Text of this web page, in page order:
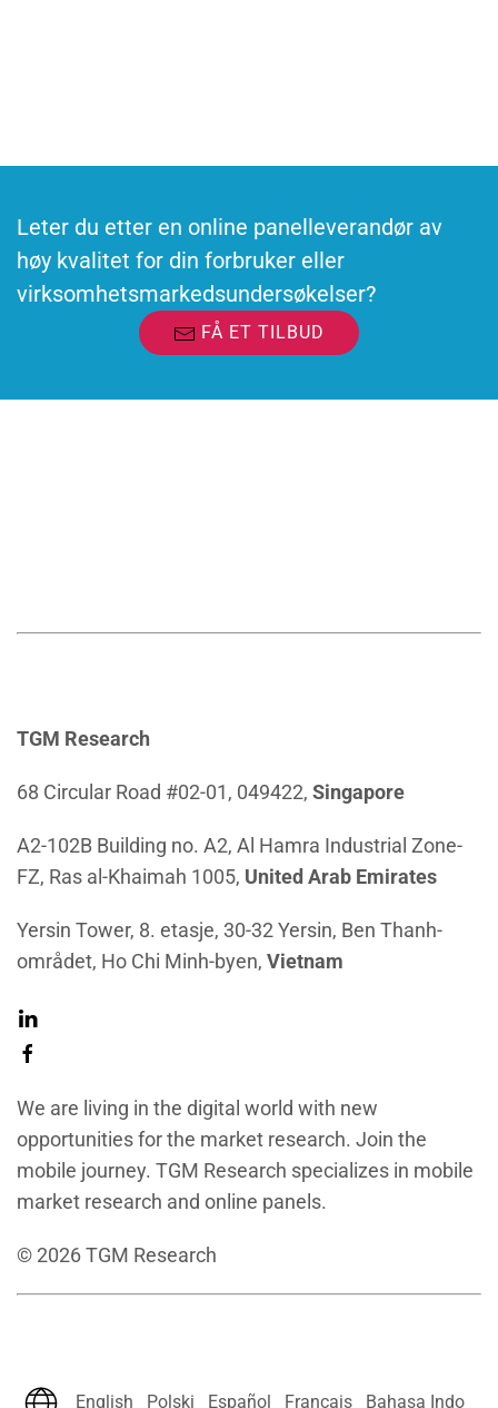
Leter du etter en online panelleverandør av
høy kvalitet for din forbruker eller
virksomhetsmarkedsundersøkelser?
FÅ ET TILBUD
TGM Research
68 Circular Road #02-01, 049422, Singapore
A2-102B Building no. A2, Al Hamra Industrial Zone-
FZ, Ras al-Khaimah 1005, United Arab Emirates
Yersin Tower, 8. etasje, 30-32 Yersin, Ben Thanh-
området, Ho Chi Minh-byen, Vietnam
We are living in the digital world with new
opportunities for the market research. Join the
mobile journey. TGM Research specializes in mobile
market research and online panels.
© 2026TGM Research
English Polski Español Français Bahasa Indo